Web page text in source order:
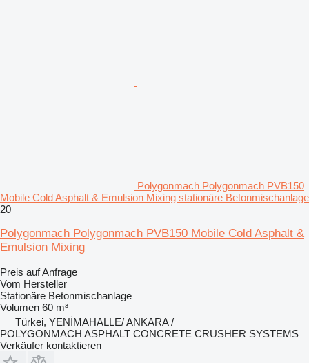
Polygonmach Polygonmach PVB150
Mobile Cold Asphalt & Emulsion Mixing stationäre Betonmischanlage
20
Polygonmach Polygonmach PVB150 Mobile Cold Asphalt &
Emulsion Mixing
Preis auf Anfrage
Vom Hersteller
Stationäre Betonmischanlage
Volumen 60 m³
Türkei, YENİMAHALLE/ ANKARA /
POLYGONMACH ASPHALT CONCRETE CRUSHER SYSTEMS
Verkäufer kontaktieren